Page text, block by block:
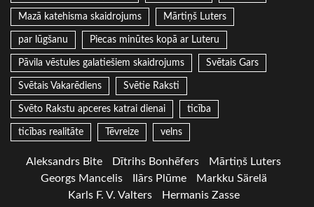
Mazā katehisma skaidrojums Mārtiņš Luters
par lūgšanu Piecas minūtes kopā ar Luteru
Pāvila vēstules galatiešiem skaidrojums Svētais Gars
Svētais Vakarēdiens Svētie Raksti
Svēto Rakstu apceres katrai dienai ticība
ticības realitāte Tēvreize velns
Aleksandrs Bite Dītrihs Bonhēfers
Mārtiņš Luters
Georgs Mancelis
Ilārs Plūme
Markku Särelä
Karls F. V. Valters
Hermanis Zasse